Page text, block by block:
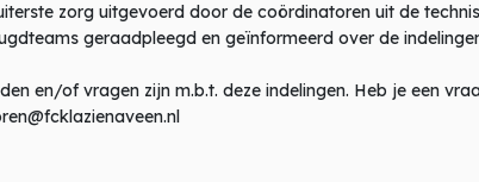
zorg uitgevoerd door de coördinatoren uit de
geraadpleegd en geïnformeerd over de
en/of vragen zijn m.b.t. deze indelingen. Heb je een